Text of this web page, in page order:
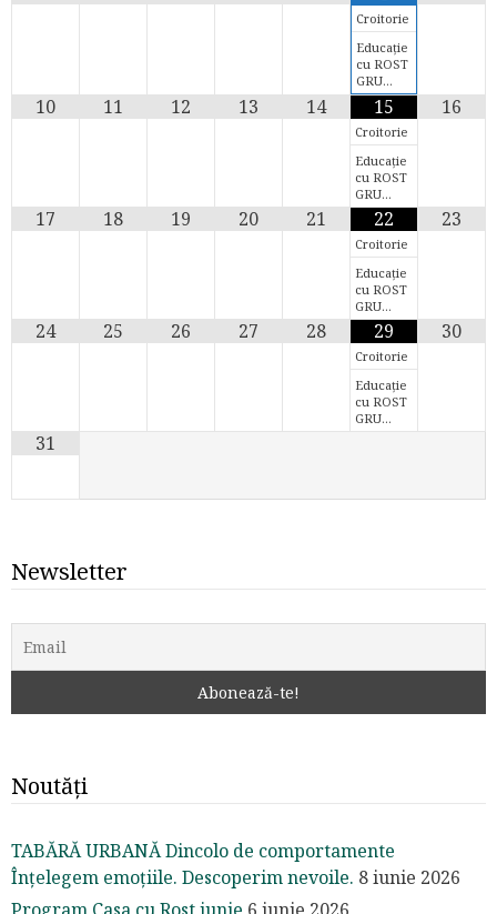
Croitorie
Educație
cu ROST
GRU…
10 11 12 13 14 15
Croitorie
Educație
cu ROST
GRU…
16
17 18 19 20 21 22
Croitorie
Educație
cu ROST
GRU…
23
24 25 26 27 28 29
Croitorie
Educație
cu ROST
GRU…
30
31
Newsletter
Noutăți
TABĂRĂ URBANĂ Dincolo de comportamente
Înțelegem emoțiile. Descoperim nevoile. 8 iunie 2026